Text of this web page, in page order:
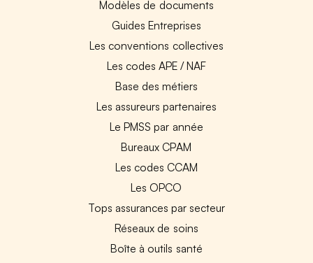
Modèles de documents
Guides Entreprises
Les conventions collectives
Les codes APE / NAF
Base des métiers
Les assureurs partenaires
Le PMSS par année
Bureaux CPAM
Les codes CCAM
Les OPCO
Tops assurances par secteur
Réseaux de soins
Boîte à outils santé